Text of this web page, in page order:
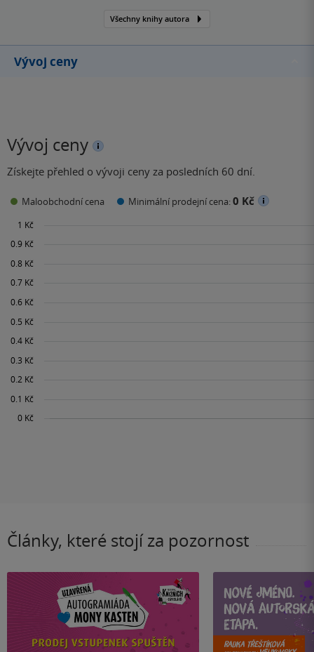
Všechny knihy autora
Vývoj ceny
Vývoj ceny
Získejte přehled o vývoji ceny za posledních 60 dní.
Maloobchodní cena Minimální prodejní cena:0 Kč
Články, které stojí za pozornost